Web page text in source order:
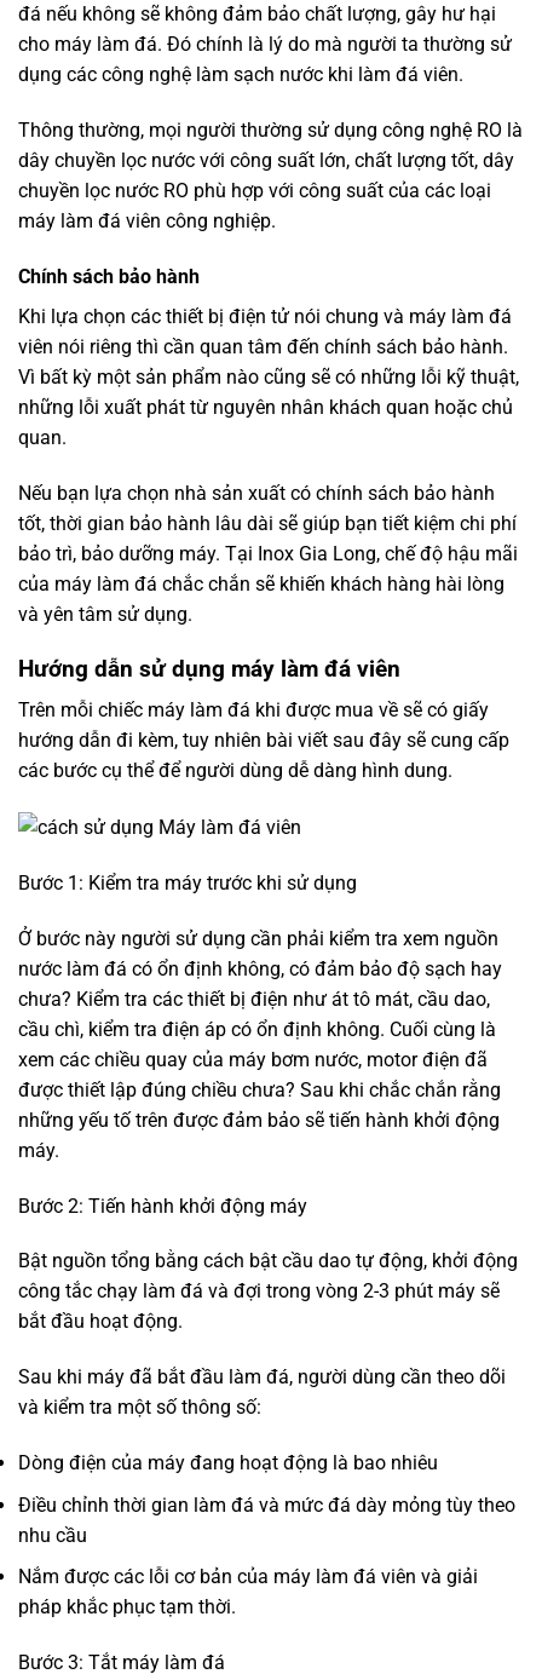
đá nếu không sẽ không đảm bảo chất lượng, gây hư hại
cho máy làm đá. Đó chính là lý do mà người ta thường sử
dụng các công nghệ làm sạch nước khi làm đá viên.
Thông thường, mọi người thường sử dụng công nghệ RO là
dây chuyền lọc nước với công suất lớn, chất lượng tốt, dây
chuyền lọc nước RO phù hợp với công suất của các loại
máy làm đá viên công nghiệp.
Chính sách bảo hành
Khi lựa chọn các thiết bị điện tử nói chung và máy làm đá
viên nói riêng thì cần quan tâm đến chính sách bảo hành.
Vì bất kỳ một sản phẩm nào cũng sẽ có những lỗi kỹ thuật,
những lỗi xuất phát từ nguyên nhân khách quan hoặc chủ
quan.
Nếu bạn lựa chọn nhà sản xuất có chính sách bảo hành
tốt, thời gian bảo hành lâu dài sẽ giúp bạn tiết kiệm chi phí
bảo trì, bảo dưỡng máy. Tại Inox Gia Long, chế độ hậu mãi
của máy làm đá chắc chắn sẽ khiến khách hàng hài lòng
và yên tâm sử dụng.
Hướng dẫn sử dụng máy làm đá viên
Trên mỗi chiếc máy làm đá khi được mua về sẽ có giấy
hướng dẫn đi kèm, tuy nhiên bài viết sau đây sẽ cung cấp
các bước cụ thể để người dùng dễ dàng hình dung.
Bước 1: Kiểm tra máy trước khi sử dụng
Ở bước này người sử dụng cần phải kiểm tra xem nguồn
nước làm đá có ổn định không, có đảm bảo độ sạch hay
chưa? Kiểm tra các thiết bị điện như át tô mát, cầu dao,
cầu chì, kiểm tra điện áp có ổn định không. Cuối cùng là
xem các chiều quay của máy bơm nước, motor điện đã
được thiết lập đúng chiều chưa? Sau khi chắc chắn rằng
những yếu tố trên được đảm bảo sẽ tiến hành khởi động
máy.
Bước 2: Tiến hành khởi động máy
Bật nguồn tổng bằng cách bật cầu dao tự động, khởi động
công tắc chạy làm đá và đợi trong vòng 2-3 phút máy sẽ
bắt đầu hoạt động.
Sau khi máy đã bắt đầu làm đá, người dùng cần theo dõi
và kiểm tra một số thông số:
Dòng điện của máy đang hoạt động là bao nhiêu
Điều chỉnh thời gian làm đá và mức đá dày mỏng tùy theo
nhu cầu
Nắm được các lỗi cơ bản của máy làm đá viên và giải
pháp khắc phục tạm thời.
Bước 3: Tắt máy làm đá